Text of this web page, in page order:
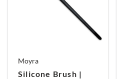
Moyra
Silicone Brush |